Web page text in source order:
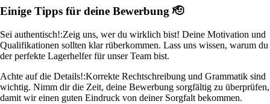
Einige Tipps für deine Bewerbung 🫡
Sei authentisch!:Zeig uns, wer du wirklich bist! Deine Motivation und
Qualifikationen sollten klar rüberkommen. Lass uns wissen, warum du
der perfekte Lagerhelfer für unser Team bist.
Achte auf die Details!:Korrekte Rechtschreibung und Grammatik sind
wichtig. Nimm dir die Zeit, deine Bewerbung sorgfältig zu überprüfen,
damit wir einen guten Eindruck von deiner Sorgfalt bekommen.